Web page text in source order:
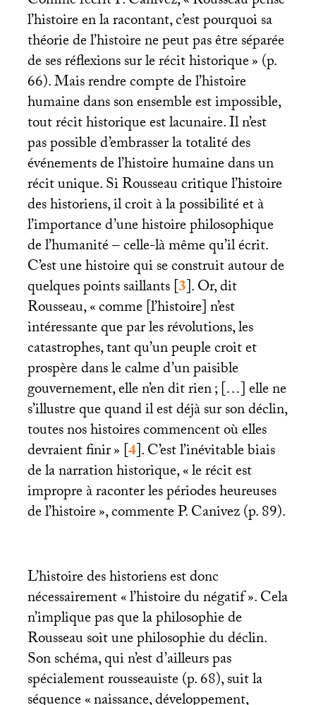
l’histoire en la racontant, c’est pourquoi sa
théorie de l’histoire ne peut pas être séparée
de ses réflexions sur le récit historique» (p.
66). Mais rendre compte de l’histoire
humaine dans son ensemble est impossible,
tout récit historique est lacunaire. Il n’est
pas possible d’embrasser la totalité des
événements de l’histoire humaine dans un
récit unique. Si Rousseau critique l’histoire
des historiens, il croit à la possibilité et à
l’importance d’une histoire philosophique
de l’humanité – celle-là même qu’il écrit.
C’est une histoire qui se construit autour de
quelques points saillants[3]. Or, dit
Rousseau, «comme [l’histoire] n’est
intéressante que par les révolutions, les
catastrophes, tant qu’un peuple croit et
prospère dans le calme d’un paisible
gouvernement, elle n’en dit rien; […] elle ne
s’illustre que quand il est déjà sur son déclin,
toutes nos histoires commencent où elles
devraient finir»[4]. C’est l’inévitable biais
de la narration historique, «le récit est
impropre à raconter les périodes heureuses
de l’histoire», commente P. Canivez (p. 89).
L’histoire des historiens est donc
nécessairement «l’histoire du négatif». Cela
n’implique pas que la philosophie de
Rousseau soit une philosophie du déclin.
Son schéma, qui n’est d’ailleurs pas
spécialement rousseauiste (p. 68), suit la